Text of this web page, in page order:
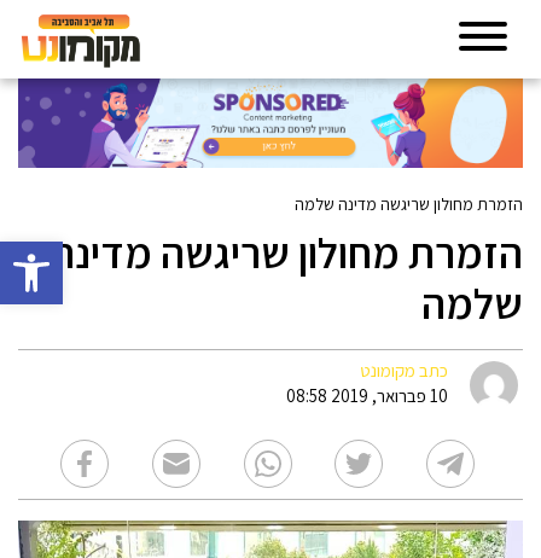
פתח
הזמרת מחולון שריגשה מדינה שלמה
הזמרת מחולון שריגשה מדינה
שלמה
כתב מקומונט
10 פברואר, 2019 08:58